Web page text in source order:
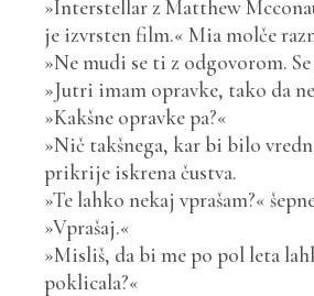
»Interstellar z Matthew
je izvrsten film.« Mia molče
»Ne mudi se ti z odgovorom.
»Jutri imam opravke, tako da
»Kakšne opravke pa?«
»Nič takšnega, kar bi bilo
prikrije iskrena čustva.
»Te lahko nekaj vprašam?«
»Vprašaj.«
»Misliš, da bi me po pol leta
poklicala?«